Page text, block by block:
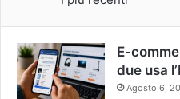
E-
due usa
Agosto 6,